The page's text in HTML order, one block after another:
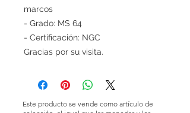
marcos
- Grado: MS 64
- Certificación: NGC
Gracias por su visita.
Este producto se vende como artículo de